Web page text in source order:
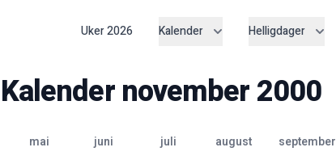
Uker2026 Kalender Helligdager
Kalendernovember2000
mai juni juli august september